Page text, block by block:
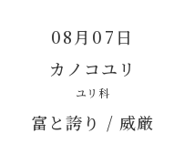
08月07日
カノコユリ
ユリ科
富と誇り / 威厳